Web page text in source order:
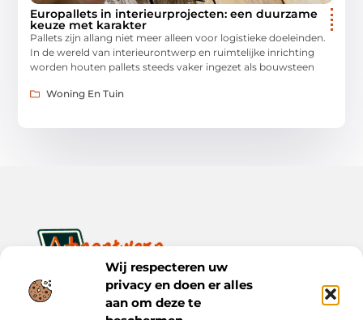
Wij respecteren uw
privacy en doen er alles
aan om deze te
Europallets in interieurprojecten: een duurzame
keuze met karakter
Pallets zijn allang niet meer alleen voor logistieke doeleinden.
In de wereld van interieurontwerp en ruimtelijke inrichting
worden houten pallets steeds vaker ingezet als bouwsteen
Woning En Tuin
Ontwerp je dagelijks leven met inspiratie en verhalen.
Ontdek praktische tips, creatieve ideeën en waardevolle
inzichten op Bnontwerp.nl.